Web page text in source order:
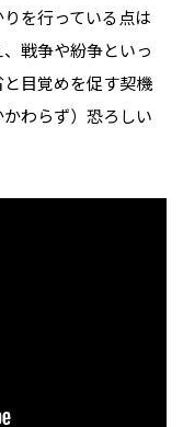
を行っている点は
戦争や紛争といっ
目覚めを促す契機
わらず）恐ろしい